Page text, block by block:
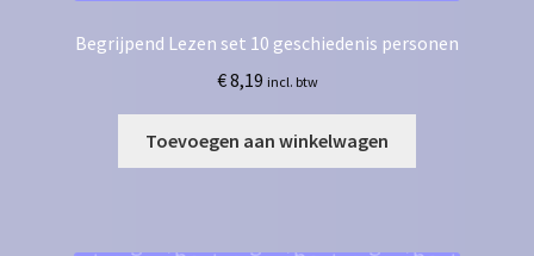
Begrijpend Lezen set 10 geschiedenis personen
€8,19 incl. btw
Toevoegen aan winkelwagen